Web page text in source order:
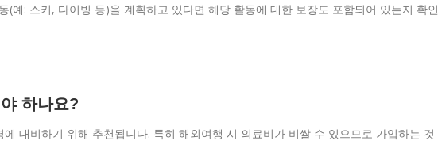
(예: 스키, 다이빙 등)을 계획하고 있다면 해당 활동에 대한 보장도 포함되어 있는지 확인
하나요?
대비하기 위해 추천됩니다. 특히 해외여행 시 의료비가 비쌀 수 있으므로 가입하는 것